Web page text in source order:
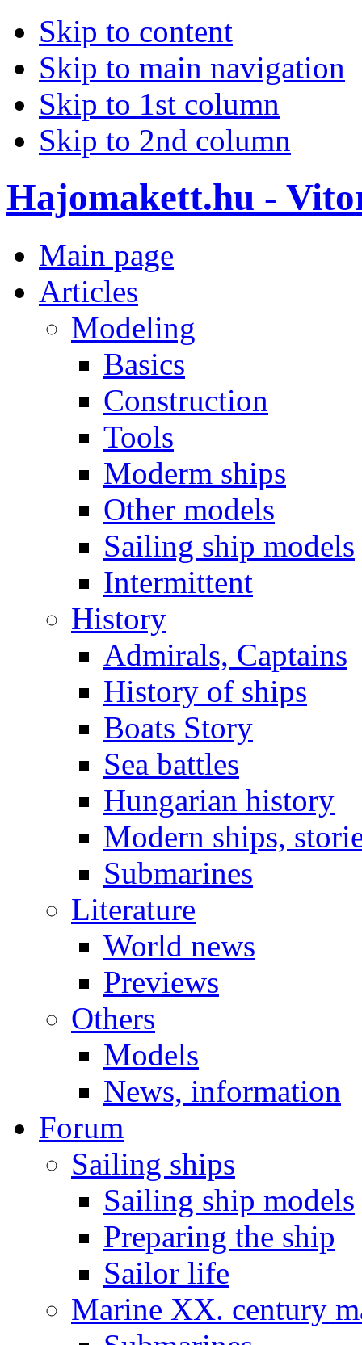
Skip to content
Skip to main navigation
Skip to 1st column
Skip to 2nd column
Hajomakett.hu -
Main page
Articles
Modeling
Basics
Construction
Tools
Moderm ships
Other models
Sailing ship models
Intermittent
History
Admirals, Captains
History of ships
Boats Story
Sea battles
Hungarian history
Modern ships,
Submarines
Literature
World news
Previews
Others
Models
News, information
Forum
Sailing ships
Sailing ship models
Preparing the ship
Sailor life
Marine XX. century